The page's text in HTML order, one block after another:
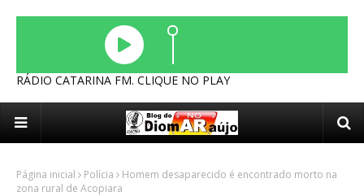
RÁDIO CATARINA FM. CLIQUE NO PLAY
Página inicial Polícia
Homem desaparecido é encontrado morto na
zona rural de Acopiara